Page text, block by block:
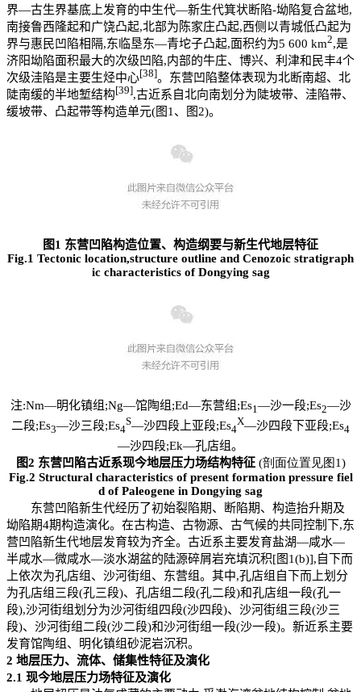
界—古生界基底上发育的中生代—新生代箕状断陷-坳陷复合盆地,
南接鲁西隆起和广饶凸起,北部为陈家庄凸起,西侧以青城低凸起为
界与惠民凹陷相隔,东临垦东—青坨子凸起,面积约为5 600 km2,是
济阳坳陷面积最大的次级凹陷,内部的牛庄、博兴、利津和民丰4个
次级洼陷是主要生烃中心[38]。东营凹陷整体表现为北断南超、北
陡南缓的半地堑结构[39],古近系自北向南划分为陡坡带、洼陷带、
缓坡带、凸起带等构造单元(图1、图2)。
图1 东营凹陷构造位置、构造纲要与新生代地层特征
Fig.1 Tectonic location,structure outline and Cenozoic stratigraph
ic characteristics of Dongying sag
注:Nm—明化镇组;Ng—馆陶组;Ed—东营组;Es1—沙一段;Es2—沙
二段;Es3—沙三段;Es4
S—沙四段上亚段;Es4
X—沙四段下亚段;Es4
—沙四段;Ek—孔店组。
图2 东营凹陷古近系现今地层压力场结构特征 (剖面位置见图1)
Fig.2 Structural characteristics of present formation pressure fiel
d of Paleogene in Dongying sag
东营凹陷新生代经历了初始裂陷期、断陷期、构造抬升期及
坳陷期4期构造演化。在古构造、古物源、古气候的共同控制下,东
营凹陷新生代地层发育较为齐全。古近系主要发育盐湖—咸水—
半咸水—微咸水—淡水湖盆的陆源碎屑岩充填沉积[图1(b)],自下而
上依次为孔店组、沙河街组、东营组。其中,孔店组自下而上划分
为孔店组三段(孔三段)、孔店组二段(孔二段)和孔店组一段(孔一
段),沙河街组划分为沙河街组四段(沙四段)、沙河街组三段(沙三
段)、沙河街组二段(沙二段)和沙河街组一段(沙一段)。新近系主要
发育馆陶组、明化镇组砂泥岩沉积。
2 地层压力、流体、储集性特征及演化
2.1 现今地层压力场特征及演化